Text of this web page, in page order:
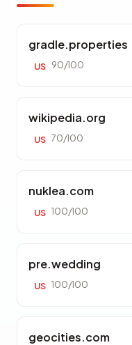
gradle.properties
US 90/100
wikipedia.org
US 70/100
nuklea.com
US 100/100
pre.wedding
US 100/100
geocities.com